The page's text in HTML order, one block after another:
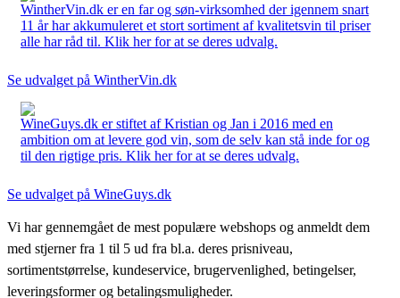
WintherVin.dk er en far og søn-virksomhed der igennem snart
11 år har akkumuleret et stort sortiment af kvalitetsvin til priser
alle har råd til. Klik her for at se deres udvalg.
Se udvalget på WintherVin.dk
WineGuys.dk er stiftet af Kristian og Jan i 2016 med en
ambition om at levere god vin, som de selv kan stå inde for og
til den rigtige pris. Klik her for at se deres udvalg.
Se udvalget på WineGuys.dk
Vi har gennemgået de mest populære webshops og anmeldt dem
med stjerner fra 1 til 5 ud fra bl.a. deres prisniveau,
sortimentstørrelse, kundeservice, brugervenlighed, betingelser,
leveringsformer og betalingsmuligheder.